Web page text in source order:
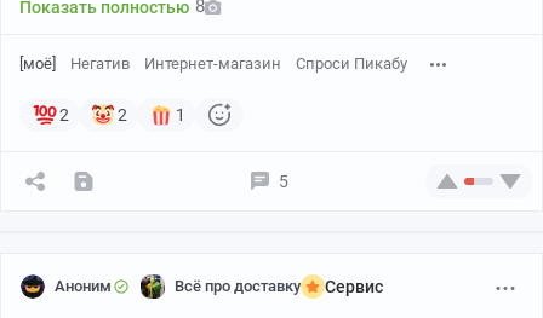
Скидка хорошая, решил что завтра днем закажу.
Показать полностью 8
[моё] Негатив Интернет-магазин Спроси Пикабу
2 2 1
5
Аноним Всё про доставку Сервис